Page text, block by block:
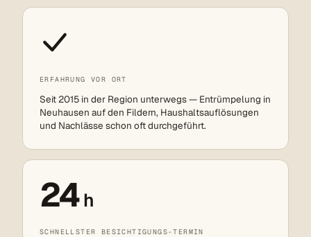
ERFAHRUNG VOR ORT
Seit 2015 in der Region unterwegs — Entrümpelung in
Neuhausen auf den Fildern, Haushaltsauflösungen
und Nachlässe schon oft durchgeführt.
24h
SCHNELLSTER BESICHTIGUNGS-TERMIN